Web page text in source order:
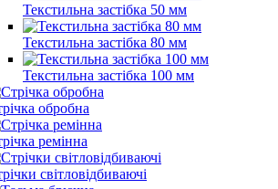
Текстильна застібка 50 мм
Текстильна застібка 80 мм
Текстильна застібка 100 мм
обробна
ремінна
світловідбиваючі